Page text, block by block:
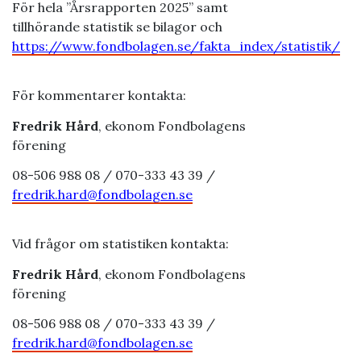
För hela ”Årsrapporten 2025” samt
tillhörande statistik se bilagor och
https://www.fondbolagen.se/fakta_index/statistik/
För kommentarer kontakta:
Fredrik Hård, ekonom Fondbolagens
förening
08-506 988 08 / 070-333 43 39 /
fredrik.hard@fondbolagen.se
Vid frågor om statistiken kontakta:
Fredrik Hård, ekonom Fondbolagens
förening
08-506 988 08 / 070-333 43 39 /
fredrik.hard@fondbolagen.se